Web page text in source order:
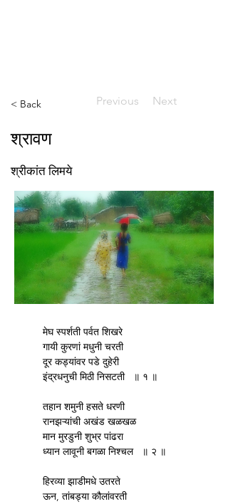
< Back Previous Next
श्रावण
श्रीकांत लिमये
	मेघ स्पर्शती पर्वत शिखरे
	गायी कुरणां मधुनी चरती
	दूर कड्यांवर पडे दुहेरी
	इंद्रधनुची मिठी निसटती   ॥ १ ॥
	तहान शमुनी हसते धरणी
	रानझऱ्यांची अखंड खळखळ
	मान मुरडुनी शुभ्र पांढरा
	ध्यान लावूनी बगळा निश्चल   ॥ २ ॥
	हिरव्या झाडीमधे उतरते
	ऊन, तांबड्या कौलांवरती